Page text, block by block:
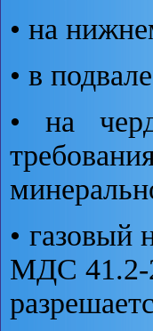
• на
• в
• на
• газовый
МДС 41.2-